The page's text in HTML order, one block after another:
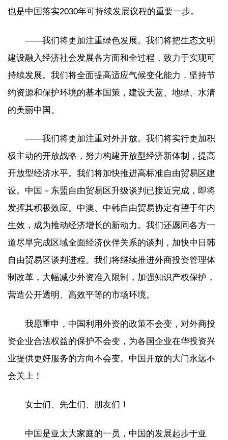
也是中国落实2030年可持续发展议程的重要一步。
——我们将更加注重绿色发展。我们将把生态文明
建设融入经济社会发展各方面和全过程，致力于实现可
持续发展。我们将全面提高适应气候变化能力，坚持节
约资源和保护环境的基本国策，建设天蓝、地绿、水清
的美丽中国。
——我们将更加注重对外开放。我们将实行更加积
极主动的开放战略，努力构建开放型经济新体制，提高
开放型经济水平。我们将加快推进高标准自由贸易区建
设。中国－东盟自由贸易区升级谈判已接近完成，即将
发挥其积极效应。中澳、中韩自由贸易协定有望于年内
生效，成为推动经济增长的新动力。我们还愿同各方一
道尽早完成区域全面经济伙伴关系的谈判，加快中日韩
自由贸易区谈判进程。我们将继续推进外商投资管理体
制改革，大幅减少外资准入限制，加强知识产权保护，
营造公开透明、高效平等的市场环境。
我愿重申，中国利用外资的政策不会变，对外商投
资企业合法权益的保护不会变，为各国企业在华投资兴
业提供更好服务的方向不会变。中国开放的大门永远不
会关上！
女士们、先生们、朋友们！
中国是亚太大家庭的一员，中国的发展起步于亚